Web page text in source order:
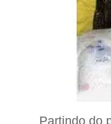
Partindo do